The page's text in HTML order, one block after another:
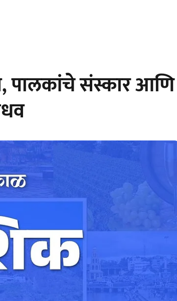
पालकांचे संस्कार आणि